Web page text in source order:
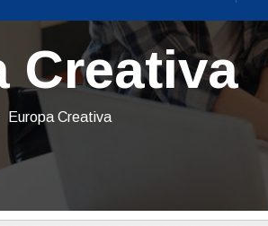
Creativa
Europa Creativa